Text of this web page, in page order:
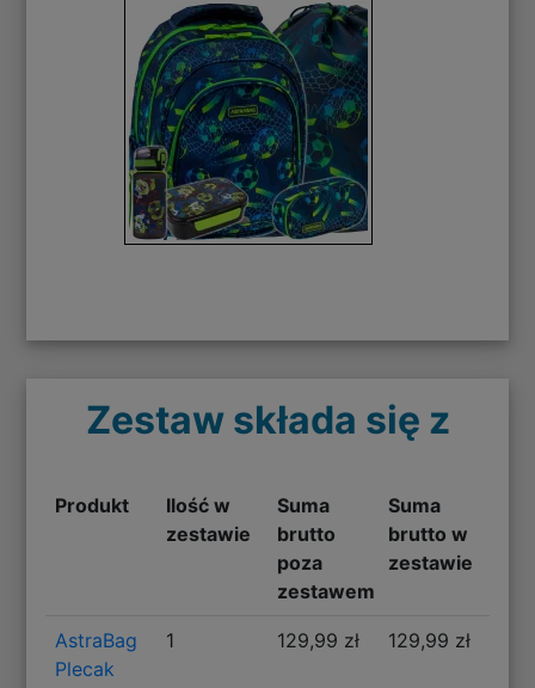
Zestaw składa się z
Produkt
Ilość w
zestawie
Suma
brutto
poza
zestawem
Suma
brutto w
zestawie
AstraBag
Plecak
1 129,99 zł 129,99 zł